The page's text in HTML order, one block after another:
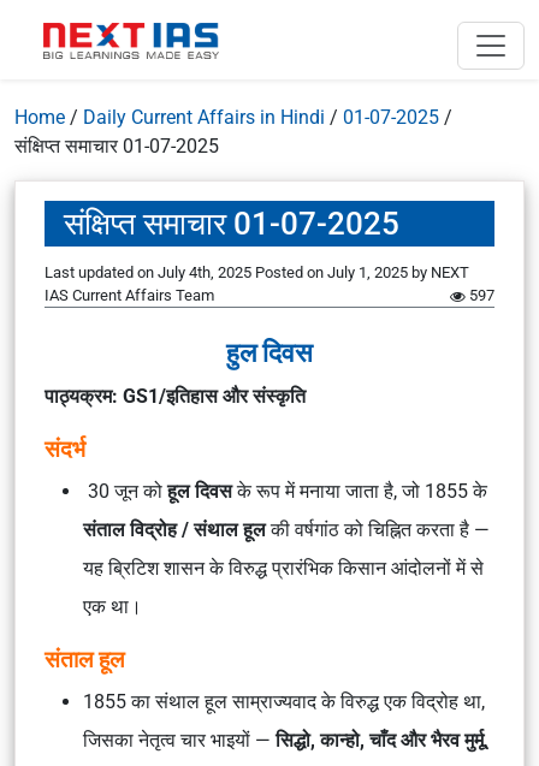
Home / Daily Current Affairs in Hindi / 01-07-2025 /
संक्षिप्त समाचार 01-07-2025
संक्षिप्त समाचार 01-07-2025
Last updated on July 4th, 2025 Posted on July 1, 2025 by NEXT
IAS Current Affairs Team
597
हुल दिवस
पाठ्यक्रम: GS1/इतिहास और संस्कृति
संदर्भ
30 जून कोहूल दिवसके रूप में मनाया जाता है, जो 1855 के
संताल विद्रोह / संथाल हूलकी वर्षगांठ को चिह्नित करता है —
यह ब्रिटिश शासन के विरुद्ध प्रारंभिक किसान आंदोलनों में से
एक था।
संताल हूल
1855 का संथाल हूल साम्राज्यवाद के विरुद्ध एक विद्रोह था,
जिसका नेतृत्व चार भाइयों —सिद्धो, कान्हो, चाँद और भैरव मुर्मू,